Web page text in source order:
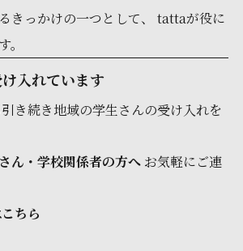
きっかけの一つとして、 tattaが役に
入れています
き続き地域の学生さんの受け入れを
ん・学校関係者の方へお気軽にご連
ちら